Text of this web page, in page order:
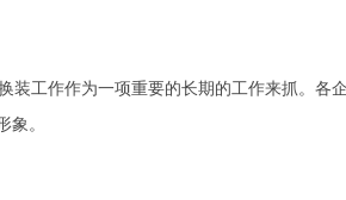
工作作为一项重要的长期的工作来抓。各
象。